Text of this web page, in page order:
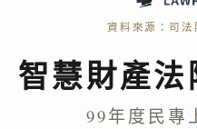
資料來源：司法
智慧財產
99年度民專